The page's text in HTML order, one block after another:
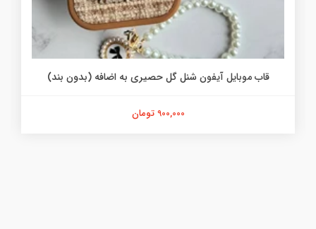
قاب موبایل آیفون شنل گل حصیری به اضافه (بدون بند)
900,000 تومان